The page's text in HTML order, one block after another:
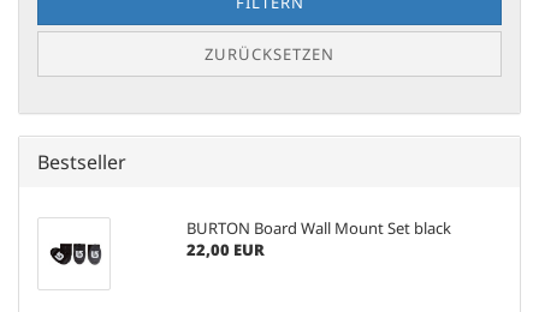
ZURÜCKSETZEN
Bestseller
BURTON Board Wall Mount Set black
22,00 EUR